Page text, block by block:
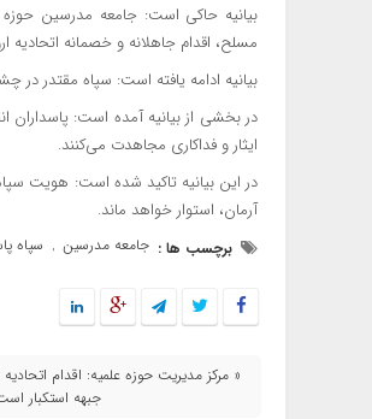
بیانیه حاکی است: جامعه مدرسین
مسلح، اقدام جاهلانه و خصمانه اتحادیه
بیانیه ادامه یافته است: سپاه مقتدر
در بخشی از بیانیه آمده است: پاسداران
ایثار و فداکاری مجاهدت می‌کنند.
در این بیانیه تاکید شده است: هویت
آرمان، استوار خواهد ماند.
برچسب ها : جامعه مدرسین , سپاه
« مرکز مدیریت حوزه علمیه: اقدام اتحادیه
جبهه استکبار